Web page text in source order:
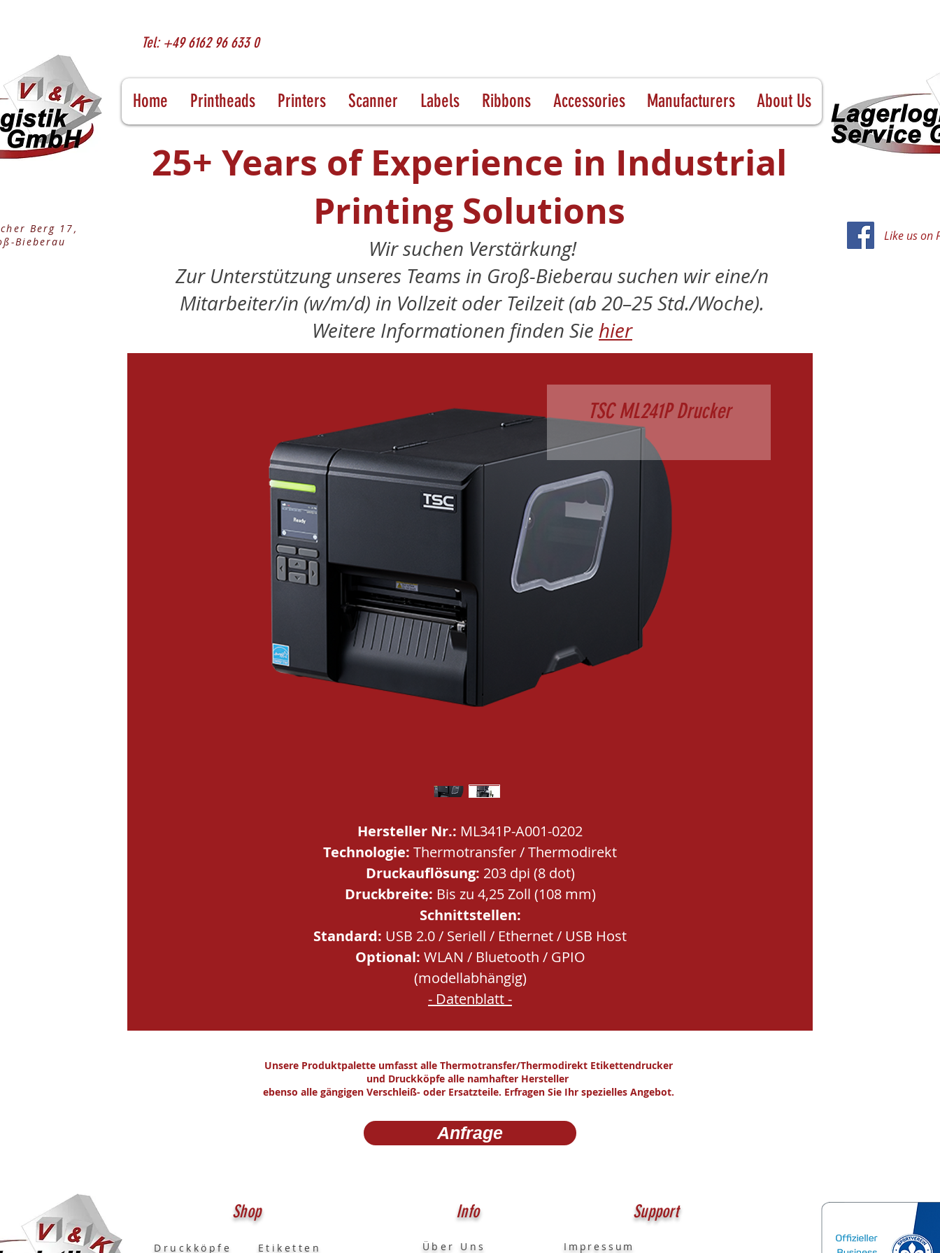
Berg 17,
Bieberau
Tel: +49 6162 96 633 0
Home Printheads Printers Scanner Labels Ribbons Accessories Manufacturers About Us
25+ Years of Experience in Industrial
Printing Solutions
Wir suchen Verstärkung!
Zur Unterstützung unseres Teams in Groß-Bieberau suchen wir eine/n
Mitarbeiter/in (w/m/d) in Vollzeit oder Teilzeit (ab 20–25 Std./Woche).
Weitere Informationen finden Sie hier
Like us on
TSC ML241P Drucker
Hersteller Nr.: ML341P-A001-0202
Technologie: Thermotransfer / Thermodirekt
Druckauflösung: 203 dpi (8 dot)
Druckbreite: Bis zu 4,25 Zoll (108 mm)
Schnittstellen:
Standard: USB 2.0 / Seriell / Ethernet / USB Host
Optional: WLAN / Bluetooth / GPIO
(modellabhängig)
- Datenblatt -
Unsere Produktpalette umfasst alle Thermotransfer/Thermodirekt Etikettendrucker
und Druckköpfe alle namhafter Hersteller
ebenso alle gängigen Verschleiß- oder Ersatzteile. Erfragen Sie Ihr spezielles Angebot.
Anfrage
Shop
Druckköpfe Etiketten
Info Support
Über Uns Impressum